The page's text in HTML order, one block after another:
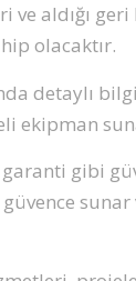
ve aldığı
olacaktır.
detaylı
ekipman
garanti gibi
sunar